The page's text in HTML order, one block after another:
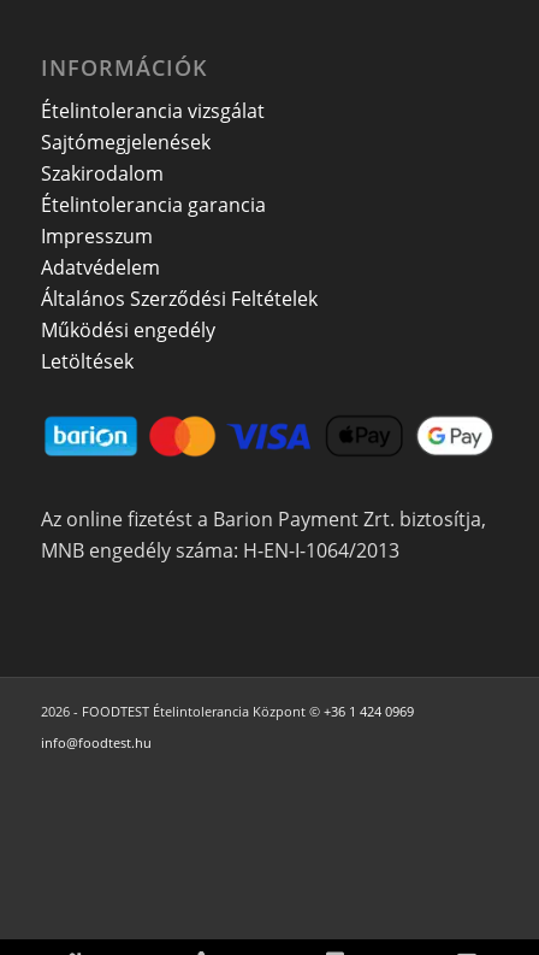
INFORMÁCIÓK
Ételintolerancia vizsgálat
Sajtómegjelenések
Szakirodalom
Ételintolerancia garancia
Impresszum
Adatvédelem
Általános Szerződési Feltételek
Működési engedély
Letöltések
Az online fizetést a Barion Payment Zrt. biztosítja,
MNB engedély száma: H-EN-I-1064/2013
2026 - FOODTEST Ételintolerancia Központ © +36 1 424 0969
info@foodtest.hu